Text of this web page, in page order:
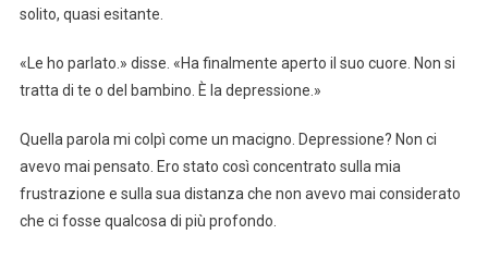
solito, quasi esitante.
«Le ho parlato.» disse. «Ha finalmente aperto il suo cuore. Non si
tratta di te o del bambino. È la depressione.»
Quella parola mi colpì come un macigno. Depressione? Non ci
avevo mai pensato. Ero stato così concentrato sulla mia
frustrazione e sulla sua distanza che non avevo mai considerato
che ci fosse qualcosa di più profondo.